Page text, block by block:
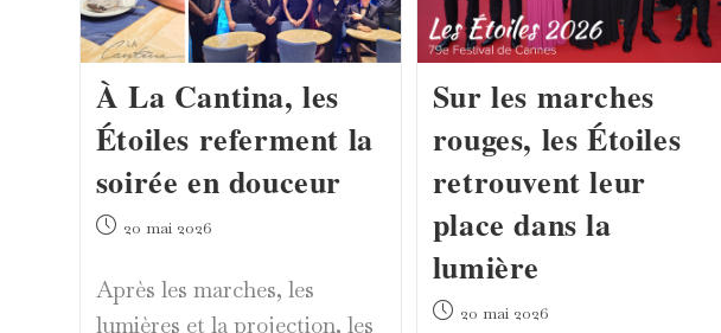
À La Cantina, les
Étoiles referment la
soirée en douceur
Publication
20 mai 2026
Après les marches, les
lumières et la projection, les
Sur les marches
rouges, les Étoiles
retrouvent leur
place dans la
lumière
Publication
20 mai 2026